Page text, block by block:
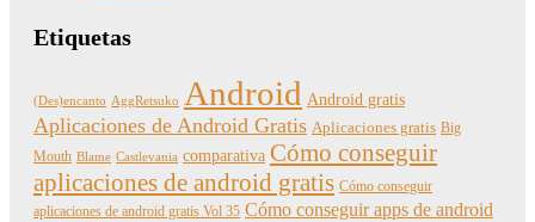
Etiquetas
(Des)encanto AggRetsuko Android Android gratis
Aplicaciones de Android Gratis Aplicaciones gratis Big
Mouth Blame Castlevania comparativa Cómo conseguir
aplicaciones de android gratis Cómo conseguir
aplicaciones de android gratis Vol 35 Cómo conseguir apps de android